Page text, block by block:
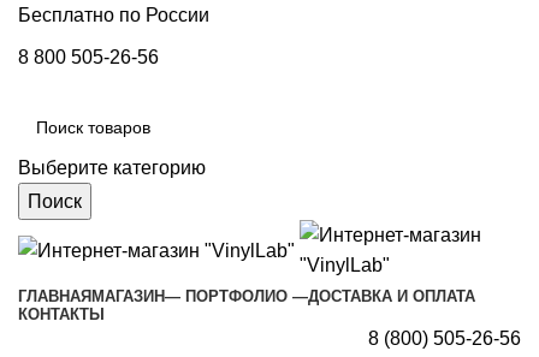
Бесплатно по России
8 800 505-26-56
Выберите категорию
Поиск
ГЛАВНАЯ МАГАЗИН— ПОРТФОЛИО —ДОСТАВКА И ОПЛАТА
КОНТАКТЫ
8 (800) 505-26-56